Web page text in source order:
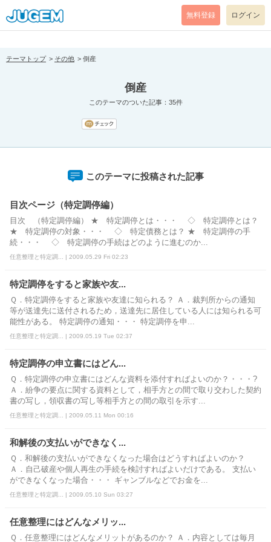
[pear_error: message="Success" code=0 mode=return level=notice
prefix="" info=""]
無料登録 ログイン
テーマトップ その他 倒産
倒産
このテーマのついた記事：35件
このテーマに投稿された記事
目次ページ（特定調停編）
目次 （特定調停編） ★ 特定調停とは・・・ ◇ 特定調停とは？
★ 特定調停の対象・・・ ◇ 特定債務とは？ ★ 特定調停の手
続・・・ ◇ 特定調停の手続はどのように進むのか...
任意整理と特定調... | 2009.05.29 Fri 02:23
特定調停をすると家族や友...
Ｑ．特定調停をすると家族や友達に知られる？ Ａ．裁判所からの通知
等が送達先に送付されるため，送達先に居住している人には知られる可
能性がある。 特定調停の通知・・・ 特定調停を申...
任意整理と特定調... | 2009.05.19 Tue 02:37
特定調停の申立書にはどん...
Ｑ．特定調停の申立書にはどんな資料を添付すればよいのか？・・・?
Ａ．紛争の要点に関する資料として，相手方との間で取り交わした契約
書の写し，領収書の写し等相手方との間の取引を示す...
任意整理と特定調... | 2009.05.11 Mon 00:16
和解後の支払いができなく...
Ｑ．和解後の支払いができなくなった場合はどうすればよいのか？
Ａ．自己破産や個人再生の手続を検討すればよいだけである。 支払い
ができなくなった場合・・・ ギャンブルなどでお金を...
任意整理と特定調... | 2009.05.10 Sun 03:27
任意整理にはどんなメリッ...
Ｑ．任意整理にはどんなメリットがあるのか？ Ａ．内容としては毎月